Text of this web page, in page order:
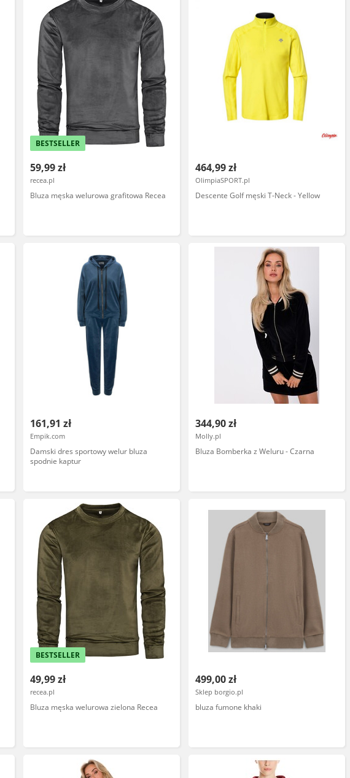
BESTSELLER
59,99 zł
recea.pl
Bluza męska welurowa grafitowa Recea
464,99 zł
OlimpiaSPORT.pl
Descente Golf męski T-Neck - Yellow
161,91 zł
Empik.com
Damski dres sportowy welur bluza
spodnie kaptur
344,90 zł
Molly.pl
Bluza Bomberka z Weluru - Czarna
BESTSELLER
49,99 zł
recea.pl
Bluza męska welurowa zielona Recea
499,00 zł
Sklep borgio.pl
bluza fumone khaki